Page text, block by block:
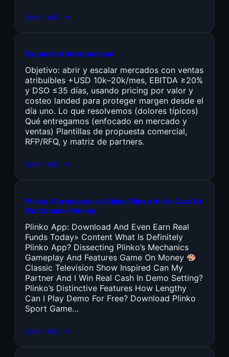
Leer más →
Expansión Internacional
Objetivo: abrir y escalar mercados con ventas
atribuibles +USD 10k–20k/mes, EBITDA ≥20%
y DSO ≤35 días, usando pricing por valor y
costeo landed para proteger margen desde el
día uno. Lo que resolvemos (dolores típicos)
Qué entregamos (enfocado en mercado y
ventas) Plantillas de propuesta comercial,
RFP/RFQ, y matriz de partners.
Leer más →
Plinko: Participate In Online Plinko At No Cost Or
For Genuine Money
Plinko App: Download And Even Earn Real
Funds Today» Content What Is Definitely
Plinko App? Dissecting Plinko’s Mechanics
Gameplay And Features Game On Money
Classic Television Show Inspired Can My
Partner And I Win Real Cash In Demo Setting?
Plinko’s Distinctive Features How Lengthy
Can I Play Demo For Free? Download Plinko
Sport Game…
Leer más →